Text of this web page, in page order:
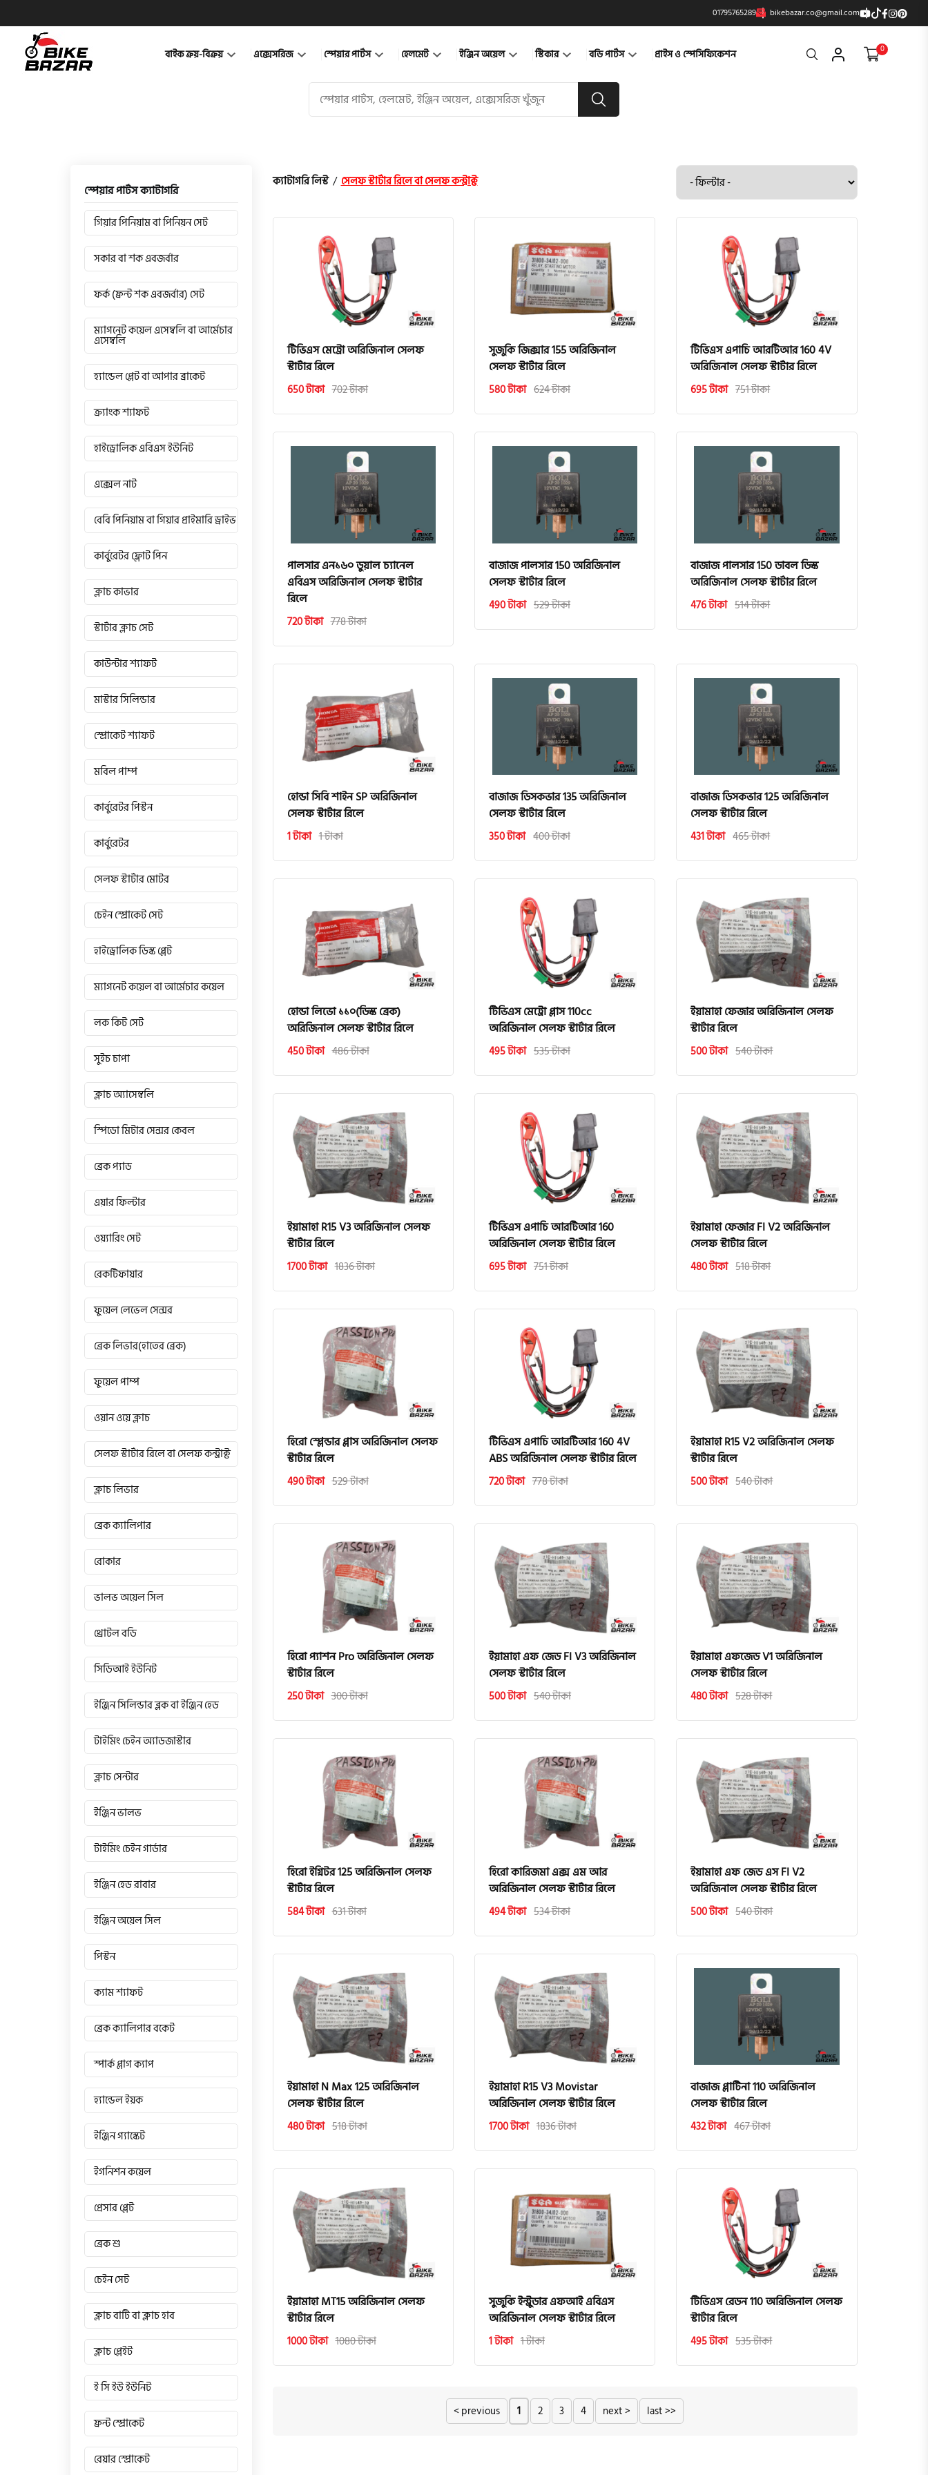
01795765289 bikebazar.co@gmail.com
বাইক ক্রয়-বিক্রয় এক্সেসরিজ স্পেয়ার পার্টস হেলমেট ইঞ্জিন অয়েল স্টিকার বডি পার্টস প্রাইস ও স্পেসিফিকেশন Search 0
স্পেয়ার পার্টস ক্যাটাগরি
গিয়ার পিনিয়াম বা পিনিয়ন সেট
সকার বা শক এবজর্বার
ফর্ক (ফ্রন্ট শক এবজর্বার) সেট
ম্যাগনেট কয়েল এসেম্বলি বা আর্মেচার
এসেম্বলি
হ্যান্ডেল প্লেট বা আপার ব্রাকেট
ক্র্যাংক শ্যাফট
হাইড্রোলিক এবিএস ইউনিট
এক্সেল নাট
বেবি পিনিয়াম বা গিয়ার প্রাইমারি ড্রাইভ
কার্বুরেটর ফ্লোট পিন
ক্লাচ কাভার
স্টার্টার ক্লাচ সেট
কাউন্টার শ্যাফট
মাস্টার সিলিন্ডার
স্প্রোকেট শ্যাফট
মবিল পাম্প
কার্বুরেটর পিস্টন
কার্বুরেটর
সেলফ স্টার্টার মোটর
চেইন স্প্রোকেট সেট
হাইড্রোলিক ডিস্ক প্লেট
ম্যাগনেট কয়েল বা আর্মেচার কয়েল
লক কিট সেট
সুইচ চাপা
ক্লাচ অ্যাসেম্বলি
স্পিডো মিটার সেন্সর কেবল
ব্রেক প্যাড
এয়ার ফিল্টার
ওয়্যারিং সেট
রেকটিফায়ার
ফুয়েল লেভেল সেন্সর
ব্রেক লিভার(হাতের ব্রেক)
ফুয়েল পাম্প
ওয়ান ওয়ে ক্লাচ
সেলফ স্টার্টার রিলে বা সেলফ কন্ট্রাক্ট
ক্লাচ লিভার
ব্রেক ক্যালিপার
রোকার
ভালভ অয়েল সিল
থ্রোটল বডি
সিডিআই ইউনিট
ইঞ্জিন সিলিন্ডার ব্লক বা ইঞ্জিন হেড
টাইমিং চেইন অ্যাডজাস্টার
ক্লাচ সেন্টার
ইঞ্জিন ভালভ
টাইমিং চেইন গার্ডার
ইঞ্জিন হেড রাবার
ইঞ্জিন অয়েল সিল
পিস্টন
ক্যাম শ্যাফট
ব্রেক ক্যালিপার বকেট
স্পার্ক প্লাগ ক্যাপ
হ্যান্ডেল ইয়ক
ইঞ্জিন গ্যাস্কেট
ইগনিশন কয়েল
প্রেসার প্লেট
ব্রেক শু
চেইন সেট
ক্লাচ বাটি বা ক্লাচ হাব
ক্লাচ প্লেইট
ই সি ইউ ইউনিট
ফ্রন্ট স্প্রোকেট
রেয়ার স্প্রোকেট
ক্যাটাগরি লিস্ট/সেলফ স্টার্টার রিলে বা সেলফ কন্ট্রাক্ট
টিভিএস মেট্রো অরিজিনাল সেলফ
স্টার্টার রিলে
650 টাকা 702 টাকা
সুজুকি জিক্সার 155 অরিজিনাল
সেলফ স্টার্টার রিলে
580 টাকা 624 টাকা
টিভিএস এপাচি আরটিআর 160 4V
অরিজিনাল সেলফ স্টার্টার রিলে
695 টাকা 751 টাকা
পালসার এন১৬০ ডুয়াল চ্যানেল
এবিএস অরিজিনাল সেলফ স্টার্টার
রিলে
720 টাকা 778 টাকা
বাজাজ পালসার 150 অরিজিনাল
সেলফ স্টার্টার রিলে
490 টাকা 529 টাকা
বাজাজ পালসার 150 ডাবল ডিস্ক
অরিজিনাল সেলফ স্টার্টার রিলে
476 টাকা 514 টাকা
হোন্ডা সিবি শাইন SP অরিজিনাল
সেলফ স্টার্টার রিলে
1 টাকা 1 টাকা
বাজাজ ডিসকভার 135 অরিজিনাল
সেলফ স্টার্টার রিলে
350 টাকা 400 টাকা
বাজাজ ডিসকভার 125 অরিজিনাল
সেলফ স্টার্টার রিলে
431 টাকা 465 টাকা
হোন্ডা লিভো ১১০(ডিস্ক ব্রেক)
অরিজিনাল সেলফ স্টার্টার রিলে
450 টাকা 486 টাকা
টিভিএস মেট্রো প্লাস 110cc
অরিজিনাল সেলফ স্টার্টার রিলে
495 টাকা 535 টাকা
ইয়ামাহা ফেজার অরিজিনাল সেলফ
স্টার্টার রিলে
500 টাকা 540 টাকা
ইয়ামাহা R15 V3 অরিজিনাল সেলফ
স্টার্টার রিলে
1700 টাকা 1836 টাকা
টিভিএস এপাচি আরটিআর 160
অরিজিনাল সেলফ স্টার্টার রিলে
695 টাকা 751 টাকা
ইয়ামাহা ফেজার FI V2 অরিজিনাল
সেলফ স্টার্টার রিলে
480 টাকা 518 টাকা
হিরো স্প্লেন্ডার প্লাস অরিজিনাল সেলফ
স্টার্টার রিলে
490 টাকা 529 টাকা
টিভিএস এপাচি আরটিআর 160 4V
ABS অরিজিনাল সেলফ স্টার্টার রিলে
720 টাকা 778 টাকা
ইয়ামাহা R15 V2 অরিজিনাল সেলফ
স্টার্টার রিলে
500 টাকা 540 টাকা
হিরো প্যাশন Pro অরিজিনাল সেলফ
স্টার্টার রিলে
250 টাকা 300 টাকা
ইয়ামাহা এফ জেড FI V3 অরিজিনাল
সেলফ স্টার্টার রিলে
500 টাকা 540 টাকা
ইয়ামাহা এফজেড V1 অরিজিনাল
সেলফ স্টার্টার রিলে
480 টাকা 528 টাকা
হিরো ইগ্নিটর 125 অরিজিনাল সেলফ
স্টার্টার রিলে
584 টাকা 631 টাকা
হিরো কারিজমা এক্স এম আর
অরিজিনাল সেলফ স্টার্টার রিলে
494 টাকা 534 টাকা
ইয়ামাহা এফ জেড এস FI V2
অরিজিনাল সেলফ স্টার্টার রিলে
500 টাকা 540 টাকা
ইয়ামাহা N Max 125 অরিজিনাল
সেলফ স্টার্টার রিলে
480 টাকা 518 টাকা
ইয়ামাহা R15 V3 Movistar
অরিজিনাল সেলফ স্টার্টার রিলে
1700 টাকা 1836 টাকা
বাজাজ প্লাটিনা 110 অরিজিনাল
সেলফ স্টার্টার রিলে
432 টাকা 467 টাকা
ইয়ামাহা MT15 অরিজিনাল সেলফ
স্টার্টার রিলে
1000 টাকা 1080 টাকা
সুজুকি ইন্ট্রুডার এফআই এবিএস
অরিজিনাল সেলফ স্টার্টার রিলে
1 টাকা 1 টাকা
টিভিএস রেডন 110 অরিজিনাল সেলফ
স্টার্টার রিলে
495 টাকা 535 টাকা
< previous 1 2 3 4 next > last >>